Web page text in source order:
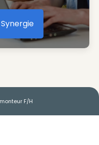
compte Synergie
F/H